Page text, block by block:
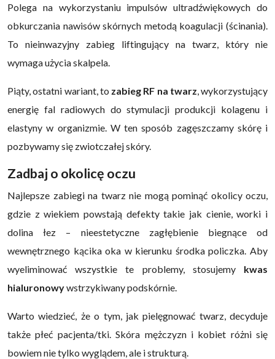
Polega na wykorzystaniu impulsów ultradźwiękowych do
obkurczania nawisów skórnych metodą koagulacji (ścinania).
To nieinwazyjny zabieg liftingujący na twarz, który nie
wymaga użycia skalpela.
Piąty, ostatni wariant, to zabieg RF na twarz, wykorzystujący
energię fal radiowych do stymulacji produkcji kolagenu i
elastyny w organizmie. W ten sposób zagęszczamy skórę i
pozbywamy się zwiotczałej skóry.
Zadbaj o okolicę oczu
Najlepsze zabiegi na twarz nie mogą pominąć okolicy oczu,
gdzie z wiekiem powstają defekty takie jak cienie, worki i
dolina łez – nieestetyczne zagłębienie biegnące od
wewnętrznego kącika oka w kierunku środka policzka. Aby
wyeliminować wszystkie te problemy, stosujemykwas
hialuronowywstrzykiwany podskórnie.
Warto wiedzieć, że o tym, jak pielęgnować twarz, decyduje
także płeć pacjenta/tki. Skóra mężczyzn i kobiet różni się
bowiem nie tylko wyglądem, ale i strukturą.